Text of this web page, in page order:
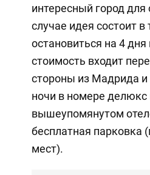
интересный город
случае идея состоит
остановиться на 4
стоимость входит
стороны из Мадрида и
ночи в номере делюкс
вышеупомянутом
бесплатная парковка
мест).